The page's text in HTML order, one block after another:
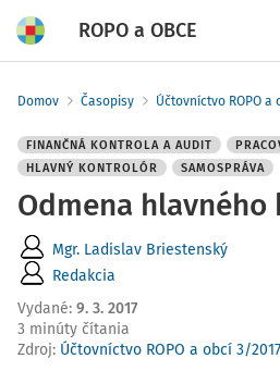
ROPO a OBCE
Domov Časopisy Účtovníctvo ROPO a
FINANČNÁ KONTROLA A AUDIT
HLAVNÝ KONTROLÓR
SAMOSPRÁVA
Odmena
Mgr. Ladislav Briestenský
Redakcia
Vydané: 9. 3. 2017
3 minúty čítania
Zdroj: Účtovníctvo ROPO a obcí 3/2017